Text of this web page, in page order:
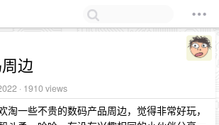
边
· 1910 views
淘一些不贵的数码产品周边，觉得非常好玩，